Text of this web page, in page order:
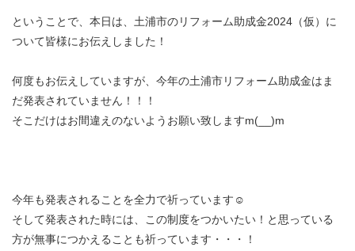
ということで、本日は、土浦市のリフォーム助成金2024（仮）に
ついて皆様にお伝えしました！
何度もお伝えしていますが、今年の土浦市リフォーム助成金はま
だ発表されていません！！！
そこだけはお間違えのないようお願い致しますm(__)m
今年も発表されることを全力で祈っています☺︎
そして発表された時には、この制度をつかいたい！と思っている
方が無事につかえることも祈っています・・・！